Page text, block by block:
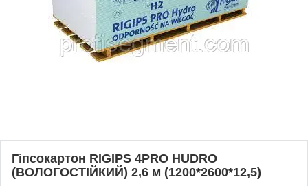
Гіпсокартон RIGIPS 4PRO HUDRO
(ВОЛОГОСТІЙКИЙ) 2,6 м (1200*2600*12,5)